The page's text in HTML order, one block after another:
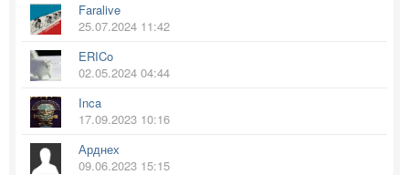
Faralive
25.07.2024 11:42
ERICo
02.05.2024 04:44
Inca
17.09.2023 10:16
Арднех
09.06.2023 15:15